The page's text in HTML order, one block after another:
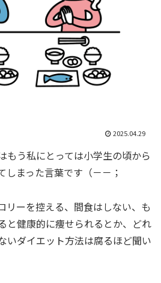
2025.04.29
もう私にとっては小学生の頃から
しまった言葉です（－－；
リーを控える、間食はしない、も
と健康的に痩せられるとか、どれ
いダイエット方法は腐るほど聞い